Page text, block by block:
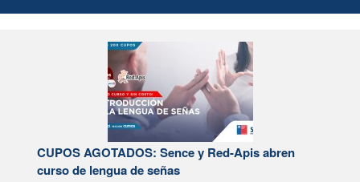
CUPOS AGOTADOS: Sence y Red-Apis abren
curso de lengua de señas